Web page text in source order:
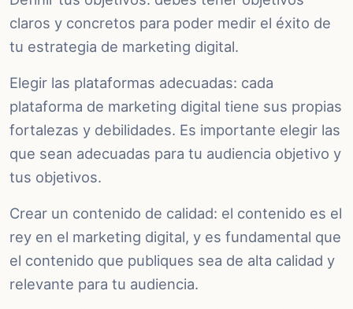
claros y concretos para poder medir el éxito de
tu estrategia de marketing digital.
Elegir las plataformas adecuadas: cada
plataforma de marketing digital tiene sus propias
fortalezas y debilidades. Es importante elegir las
que sean adecuadas para tu audiencia objetivo y
tus objetivos.
Crear un contenido de calidad: el contenido es el
rey en el marketing digital, y es fundamental que
el contenido que publiques sea de alta calidad y
relevante para tu audiencia.